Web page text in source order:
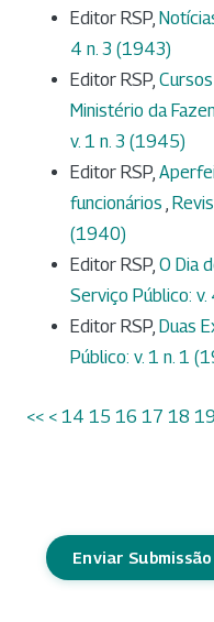
Editor RSP,
4 n. 3 (1943)
Editor RSP,
Ministério da
v. 1 n. 3 (1945)
Editor RSP,
funcionários ,
(1940)
Editor RSP, O Dia
Serviço Público:
Editor RSP, Duas
Público: v. 1 n. 1
<< < 14 15 16 17 18 19
Enviar Submissão